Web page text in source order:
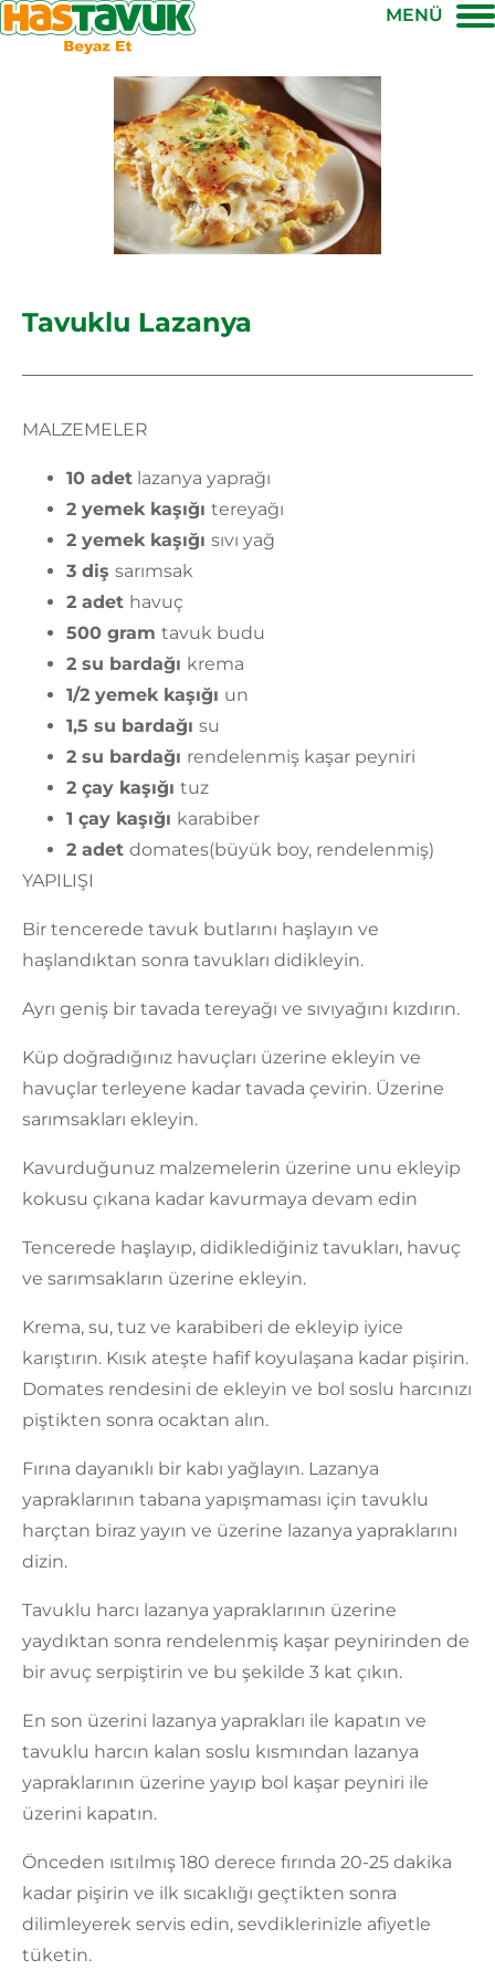
MENÜ
Tavuklu Lazanya
MALZEMELER
10 adet lazanya yaprağı
2 yemek kaşığı tereyağı
2 yemek kaşığı sıvı yağ
3 diş sarımsak
2 adet havuç
500 gram tavuk budu
2 su bardağı krema
1/2 yemek kaşığı un
1,5 su bardağı su
2 su bardağı rendelenmiş kaşar peyniri
2 çay kaşığı tuz
1 çay kaşığı karabiber
2 adet domates(büyük boy, rendelenmiş)
YAPILIŞI
Bir tencerede tavuk butlarını haşlayın ve
haşlandıktan sonra tavukları didikleyin.
Ayrı geniş bir tavada tereyağı ve sıvıyağını kızdırın.
Küp doğradığınız havuçları üzerine ekleyin ve
havuçlar terleyene kadar tavada çevirin. Üzerine
sarımsakları ekleyin.
Kavurduğunuz malzemelerin üzerine unu ekleyip
kokusu çıkana kadar kavurmaya devam edin
Tencerede haşlayıp, didiklediğiniz tavukları, havuç
ve sarımsakların üzerine ekleyin.
Krema, su, tuz ve karabiberi de ekleyip iyice
karıştırın. Kısık ateşte hafif koyulaşana kadar pişirin.
Domates rendesini de ekleyin ve bol soslu harcınızı
piştikten sonra ocaktan alın.
Fırına dayanıklı bir kabı yağlayın. Lazanya
yapraklarının tabana yapışmaması için tavuklu
harçtan biraz yayın ve üzerine lazanya yapraklarını
dizin.
Tavuklu harcı lazanya yapraklarının üzerine
yaydıktan sonra rendelenmiş kaşar peynirinden de
bir avuç serpiştirin ve bu şekilde 3 kat çıkın.
En son üzerini lazanya yaprakları ile kapatın ve
tavuklu harcın kalan soslu kısmından lazanya
yapraklarının üzerine yayıp bol kaşar peyniri ile
üzerini kapatın.
Önceden ısıtılmış 180 derece fırında 20-25 dakika
kadar pişirin ve ilk sıcaklığı geçtikten sonra
dilimleyerek servis edin, sevdiklerinizle afiyetle
tüketin.